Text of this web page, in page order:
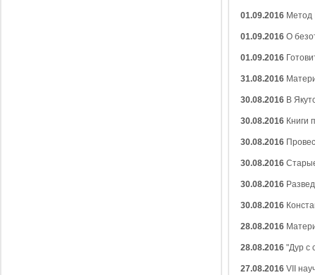
01.09.2016 Метод
01.09.2016 О
01.09.2016
31.08.2016
30.08.2016 В
30.08.2016 Книги
30.08.2016
30.08.2016
30.08.2016
30.08.2016
28.08.2016
28.08.2016 "Дур с
27.08.2016 VII